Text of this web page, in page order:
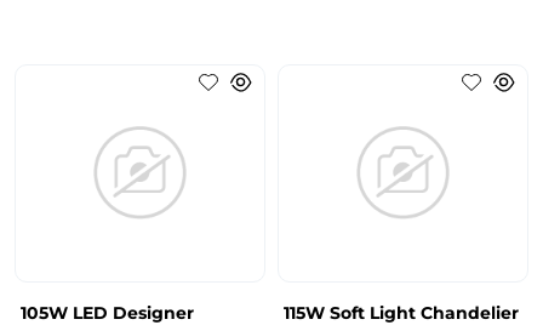
105W LED Designer
115W Soft Light Chandelier